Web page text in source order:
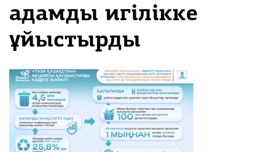
адамды игілікке
ұйыстырды